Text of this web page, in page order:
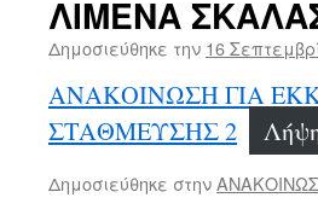
ΛΙΜΕΝΑ
Δημοσιεύθηκε την 16
ΑΝΑΚΟΙΝΩΣΗ ΓΙΑ
ΣΤΑΘΜΕΥΣΗΣ 2
Δημοσιεύθηκε στην